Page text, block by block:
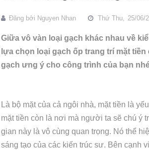
Đăng bởi Nguyen Nhan Thứ Thu, 25/06/
Giữa vô vàn loại gạch khác nhau về
lựa chọn loại gạch ốp trang trí mặt
gạch ưng ý cho công trình của bạn
Là bộ mặt của cả ngôi nhà, mặt tiền là
mặt tiền còn là nơi mà người ta sẽ chú ý
gian này là vô cùng quan trọng. Nó thể
sáng tạo của các kiến trúc sư. Bên cạnh